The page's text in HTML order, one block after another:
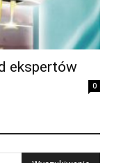
ekspertów
0